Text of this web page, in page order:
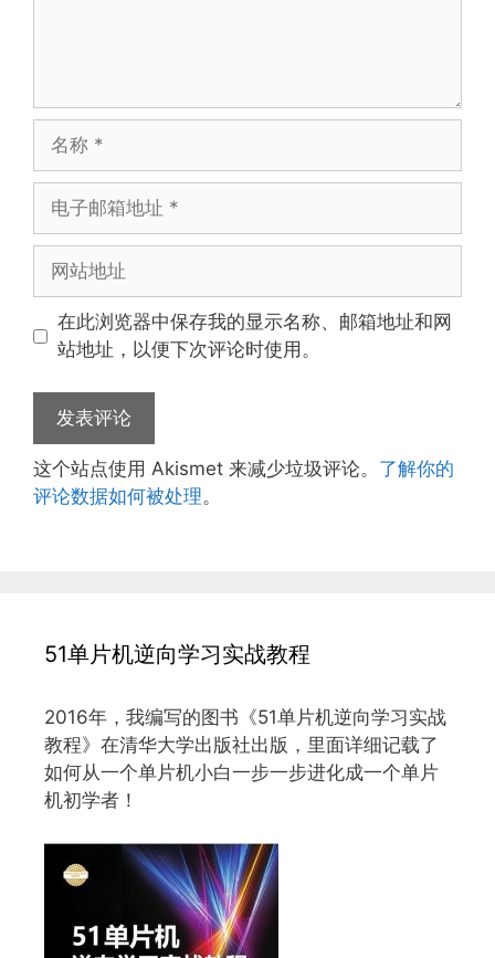
邮
址
址
在此浏览器中保存我的显示名称、邮箱地址和网
站地址，以便下次评论时使用。
这个站点使用 Akismet 来减少垃圾评论。 了解你的
评论数据如何被处理。
51单片机逆向学习实战教程
2016年，我编写的图书《51单片机逆向学习实战
教程》在清华大学出版社出版，里面详细记载了
如何从一个单片机小白一步一步进化成一个单片
机初学者！